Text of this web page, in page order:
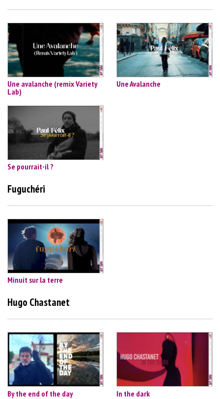
Une avalanche (remix Variety
Lab)
Une Avalanche
Se pourrait-il ?
Fuguchéri
Minuit sur la terre
Hugo Chastanet
By the end of the day In the dark